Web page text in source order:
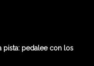
pista: pedalee con los